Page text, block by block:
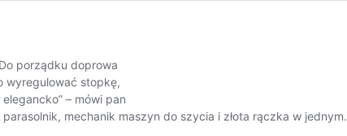
porządku doprowa
wyregulować stopkę,
– mówi pan
mechanik maszyn do szycia i złota rączka w jednym.